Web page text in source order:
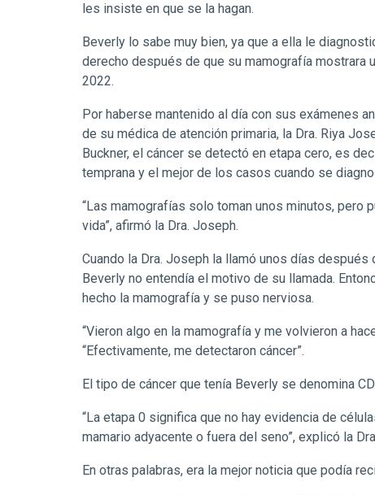
les insiste en que se la hagan.
Beverly lo sabe muy bien, ya que a ella le
derecho después de que su mamografía mostrara
2022.
Por haberse mantenido al día con sus exámenes
de su médica de atención primaria, la Dra. Riya
Buckner, el cáncer se detectó en etapa cero, es
temprana y el mejor de los casos cuando se
“Las mamografías solo toman unos minutos, pero
vida”, afirmó la Dra. Joseph.
Cuando la Dra. Joseph la llamó unos días después
Beverly no entendía el motivo de su llamada.
hecho la mamografía y se puso nerviosa.
“Vieron algo en la mamografía y me volvieron a
“Efectivamente, me detectaron cáncer”.
El tipo de cáncer que tenía Beverly se denomina
“La etapa 0 significa que no hay evidencia de
mamario adyacente o fuera del seno”, explicó la
En otras palabras, era la mejor noticia que podía